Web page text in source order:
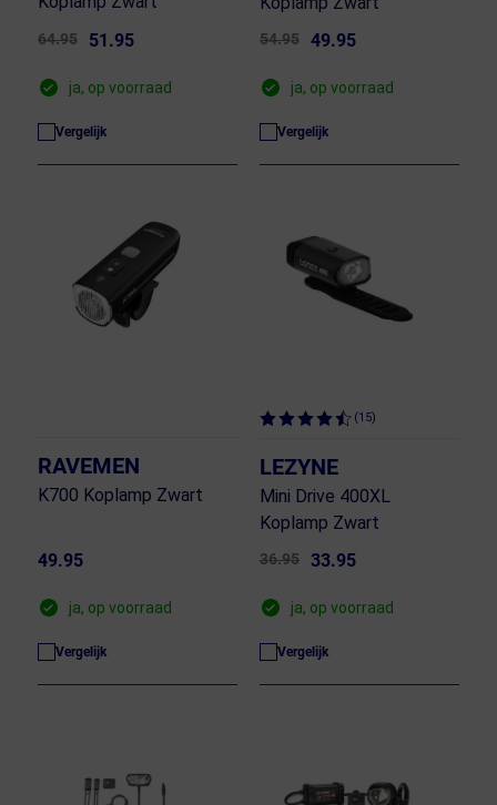
64.95 51.95
ja, op voorraad
Vergelijk
54.95 49.95
ja, op voorraad
Vergelijk
RAVEMEN
K700 Koplamp Zwart
49.95
ja, op voorraad
Vergelijk
(15)
LEZYNE
Mini Drive 400XL
Koplamp Zwart
36.95 33.95
ja, op voorraad
Vergelijk